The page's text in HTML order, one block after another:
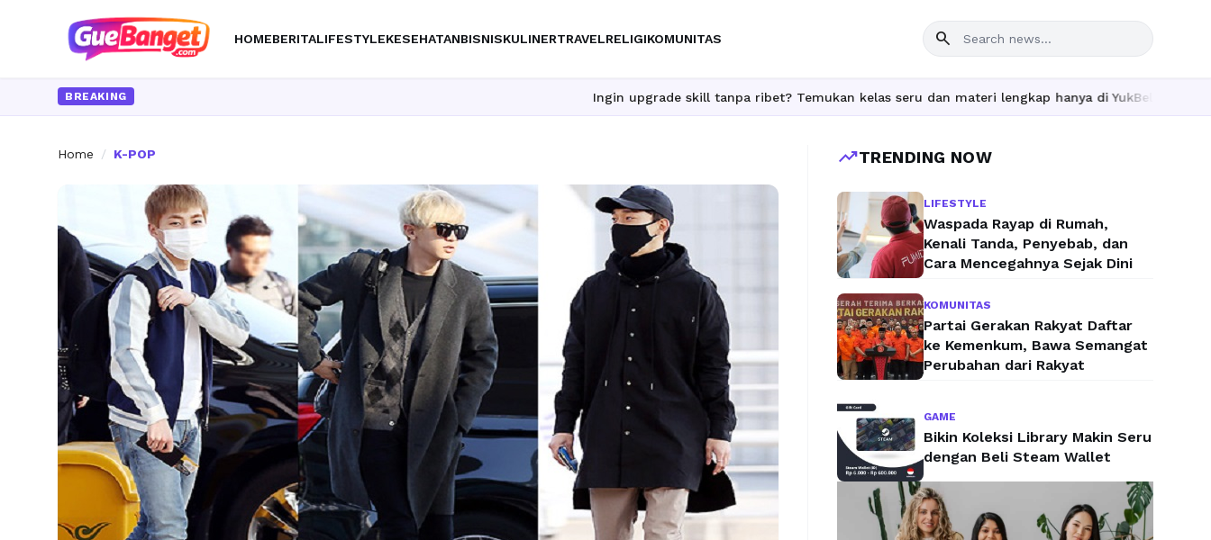
HOMEBERITALIFESTYLEKESEHATANBISNISKULINERTRAVELRELIGIKOMUNITAS search
BREAKING Ingin upgrade skill tanpa ribet? Temukan kelas seru dan materi lengkap hanya di YukBelajar.com. Mulai
Home / K-POP trending_upTRENDING NOW
LIFESTYLE
Waspada Rayap di Rumah,
Kenali Tanda, Penyebab, dan
Cara Mencegahnya Sejak Dini
KOMUNITAS
Partai Gerakan Rakyat Daftar
ke Kemenkum, Bawa Semangat
Perubahan dari Rakyat
GAME
Bikin Koleksi Library Makin Seru
dengan Beli Steam Wallet